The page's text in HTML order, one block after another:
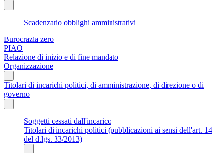
Scadenzario obblighi amministrativi
Burocrazia zero
PIAO
Relazione di inizio e di fine mandato
Organizzazione
Titolari di incarichi politici, di amministrazione, di direzione o di
governo
Soggetti cessati dall'incarico
Titolari di incarichi politici (pubblicazioni ai sensi dell'art. 14
del d.lgs. 33/2013)